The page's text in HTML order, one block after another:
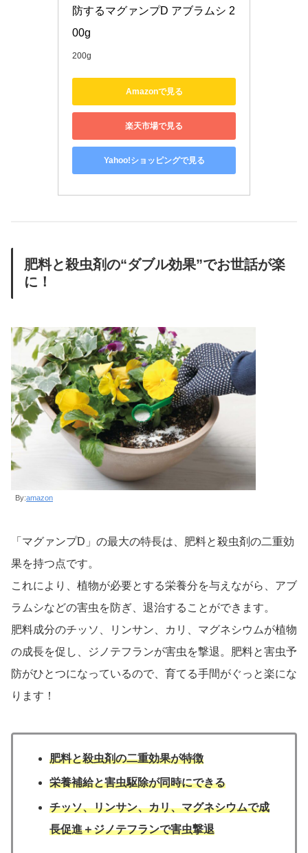
防するマグァンプD アブラムシ 2
00g
200g
Amazonで見る
楽天市場で見る
Yahoo!ショッピングで見る
肥料と殺虫剤の“ダブル効果”でお世話が楽
に！
By:amazon
「マグァンプD」の最大の特長は、肥料と殺虫剤の二重効
果を持つ点です。
これにより、植物が必要とする栄養分を与えながら、アブ
ラムシなどの害虫を防ぎ、退治することができます。
肥料成分のチッソ、リンサン、カリ、マグネシウムが植物
の成長を促し、ジノテフランが害虫を撃退。肥料と害虫予
防がひとつになっているので、育てる手間がぐっと楽にな
ります！
肥料と殺虫剤の二重効果が特徴
栄養補給と害虫駆除が同時にできる
チッソ、リンサン、カリ、マグネシウムで成
長促進＋ジノテフランで害虫撃退